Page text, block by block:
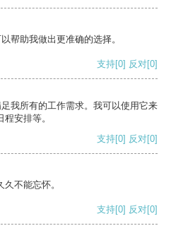
帮助我做出更准确的选择。
支持[0] 反对[0]
我所有的工作需求。我可以使用它来
安排等。
支持[0] 反对[0]
不能忘怀。
支持[0] 反对[0]